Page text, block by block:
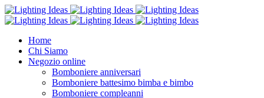
Home
Chi Siamo
Negozio online
Bomboniere anniversari
Bomboniere battesimo bimba e bimbo
Bomboniere compleanni